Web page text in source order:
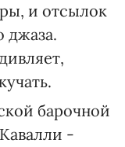
и отсылок
джаза.
барочной
-